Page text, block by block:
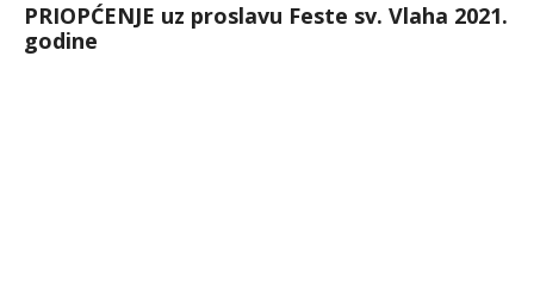
PRIOPĆENJE uz proslavu Feste sv. Vlaha 2021.
godine